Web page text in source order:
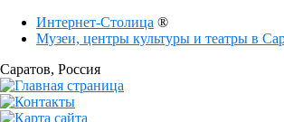
Интернет-Столица ®
Музеи, центры культуры и театры в
Саратов, Россия